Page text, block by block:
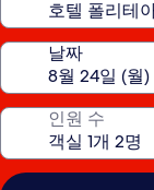
날짜
인원 수